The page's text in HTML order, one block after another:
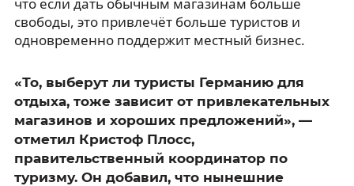
свободы, это привлечёт больше туристов и
одновременно поддержит местный бизнес.
«То, выберут ли туристы Германию для
отдыха, тоже зависит от привлекательных
магазинов и хороших предложений», —
отметил Кристоф Плосс,
правительственный координатор по
туризму. Он добавил, что нынешние